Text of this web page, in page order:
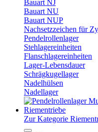
Bauart NJ
Bauart NU
Bauart NUP
Nachsetzzeichen für
Pendelrollenlager
Stehlagereinheiten
Flanschlagereinheiten
Lager-Lebensdauer
Schrägkugellager
Nadelhülsen
Nadellager
Riementriebe
Zur Kategorie